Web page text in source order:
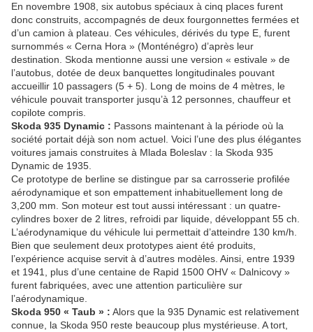
En novembre 1908, six autobus spéciaux à cinq places furent
donc construits, accompagnés de deux fourgonnettes fermées et
d’un camion à plateau. Ces véhicules, dérivés du type E, furent
surnommés « Cerna Hora » (Monténégro) d’après leur
destination. Skoda mentionne aussi une version « estivale » de
l’autobus, dotée de deux banquettes longitudinales pouvant
accueillir 10 passagers (5 + 5). Long de moins de 4 mètres, le
véhicule pouvait transporter jusqu’à 12 personnes, chauffeur et
copilote compris.
Skoda 935 Dynamic : Passons maintenant à la période où la
société portait déjà son nom actuel. Voici l’une des plus élégantes
voitures jamais construites à Mlada Boleslav : la Skoda 935
Dynamic de 1935.
Ce prototype de berline se distingue par sa carrosserie profilée
aérodynamique et son empattement inhabituellement long de
3,200 mm. Son moteur est tout aussi intéressant : un quatre-
cylindres boxer de 2 litres, refroidi par liquide, développant 55 ch.
L’aérodynamique du véhicule lui permettait d’atteindre 130 km/h.
Bien que seulement deux prototypes aient été produits,
l’expérience acquise servit à d’autres modèles. Ainsi, entre 1939
et 1941, plus d’une centaine de Rapid 1500 OHV « Dalnicovy »
furent fabriquées, avec une attention particulière sur
l’aérodynamique.
Skoda 950 « Taub » : Alors que la 935 Dynamic est relativement
connue, la Skoda 950 reste beaucoup plus mystérieuse. A tort,